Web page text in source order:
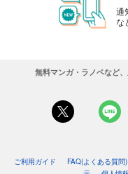
通
な
無料マンガ・ラノベなど
ご利用ガイド FAQ(よくある質問)